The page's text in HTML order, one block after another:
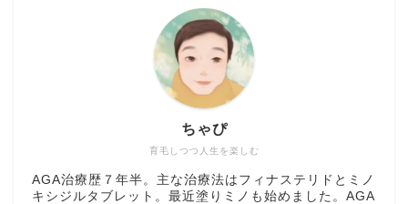
育毛しつつ人生を楽しむ
ちゃぴ
AGA治療歴７年半。主な治療法はフィナステリドとミノ
キシジルタブレット。最近塗りミノも始めました。AGA